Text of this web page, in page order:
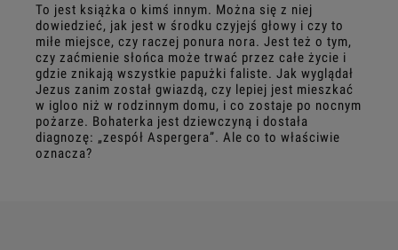
To jest książka o kimś innym. Można się z niej
dowiedzieć, jak jest w środku czyjejś głowy i czy to
miłe miejsce, czy raczej ponura nora. Jest też o tym,
czy zaćmienie słońca może trwać przez całe życie i
gdzie znikają wszystkie papużki faliste. Jak wyglądał
Jezus zanim został gwiazdą, czy lepiej jest mieszkać
w igloo niż w rodzinnym domu, i co zostaje po nocnym
pożarze. Bohaterka jest dziewczyną i dostała
diagnozę: „zespół Aspergera”. Ale co to właściwie
oznacza?